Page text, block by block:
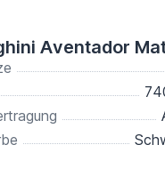
Aventador